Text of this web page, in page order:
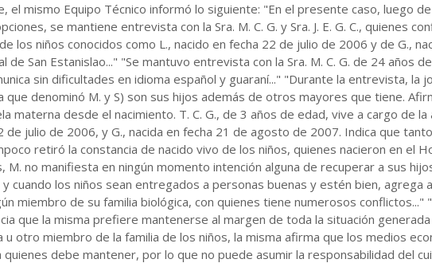
el mismo Equipo Técnico informó lo siguiente: "En el presente caso, luego
se mantiene entrevista con la Sra. M. C. G. y Sra. J. E. G. C., quienes
los niños conocidos como L., nacido en fecha 22 de julio de 2006 y de G.,
de San Estanislao..." "Se mantuvo entrevista con la Sra. M. C. G. de 24 años
sin dificultades en idioma español y guaraní..." "Durante la entrevista, la
que denominó M. y S) son sus hijos además de otros mayores que tiene.
materna desde el nacimiento. T. C. G., de 3 años de edad, vive a cargo de
de julio de 2006, y G., nacida en fecha 21 de agosto de 2007. Indica que
retiró la constancia de nacido vivo de los niños, quienes nacieron en el
M. no manifiesta en ningún momento intención alguna de recuperar a sus
cuando los niños sean entregados a personas buenas y estén bien, agrega
miembro de su familia biológica, con quienes tiene numerosos conflictos..."
que la misma prefiere mantenerse al margen de toda la situación
u otro miembro de la familia de los niños, la misma afirma que los medios
debe mantener, por lo que no puede asumir la responsabilidad del